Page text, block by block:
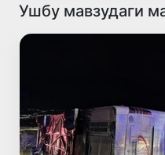
Ушбу мавзудаги